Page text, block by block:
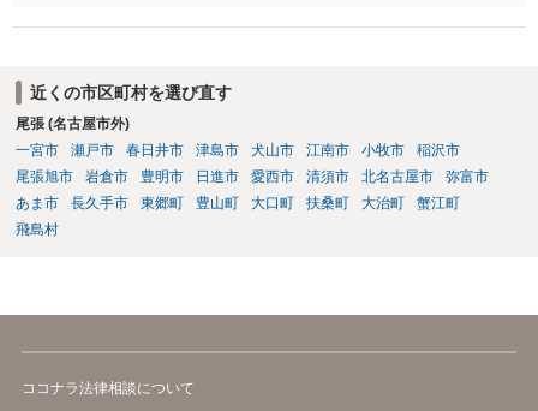
れるのも方法かと思います。
でもらうのが通常です。
近くの市区町村を選び直す
尾張 (名古屋市外)
一宮市
瀬戸市 春日井市 津島市 犬山市 江南市 小牧市
稲沢市
尾張旭市
岩倉市 豊明市 日進市 愛西市 清須市 北名古屋市
弥富市
あま市
長久手市 東郷町 豊山町 大口町 扶桑町 大治町
蟹江町
飛島村
ココナラ法律相談について